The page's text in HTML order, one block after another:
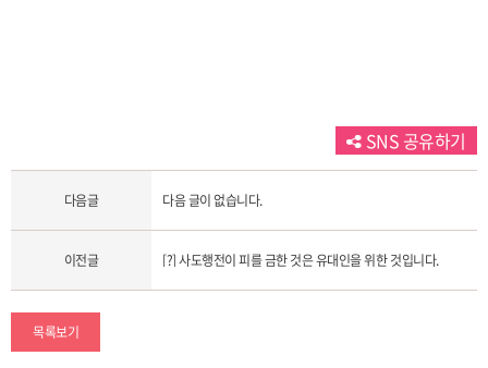
SNS 공유하기
다음글 다음 글이 없습니다.
이전글 [?] 사도행전이 피를 금한 것은 유대인을 위한 것입니다.
목록보기